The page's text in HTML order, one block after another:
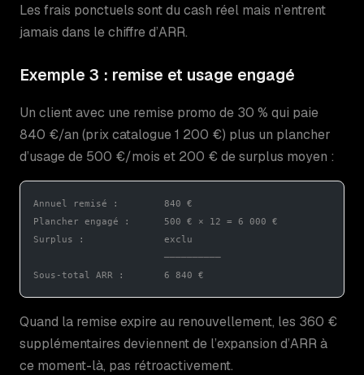
Les frais ponctuels sont du cash réel mais n’entrent
jamais dans le chiffre d’ARR.
Exemple 3 : remise et usage engagé
Un client avec une remise promo de 30 % qui paie
840 €/an (prix catalogue 1 200 €) plus un plancher
d’usage de 500 €/mois et 200 € de surplus moyen :
Annuel remisé :        840 €
Plancher engagé :      500 € × 12 = 6 000 €
Surplus :              exclu
                       ──────────
Sous-total ARR :       6 840 €
Quand la remise expire au renouvellement, les 360 €
supplémentaires deviennent de l’expansion d’ARR à
ce moment-là, pas rétroactivement.